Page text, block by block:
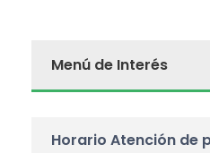
Menú de Interés
Horario Atención de